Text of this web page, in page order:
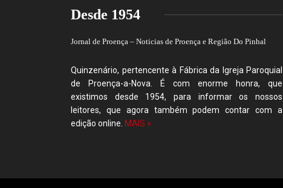
Desde 1954
Jornal de Proença – Noticias de Proença e Região Do Pinhal
Quinzenário, pertencente à Fábrica da Igreja Paroquial
de Proença-a-Nova. É com enorme honra, que
existimos desde 1954, para informar os nossos
leitores, que agora também podem contar com a
edição online. MAIS »